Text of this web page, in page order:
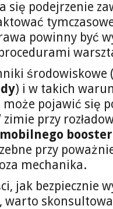
się podejrzenie
powinny być
środowiskowe
) i w takich
może pojawić się
zimie przy
mobilnego
przy
mechanika.
jak bezpiecznie
warto